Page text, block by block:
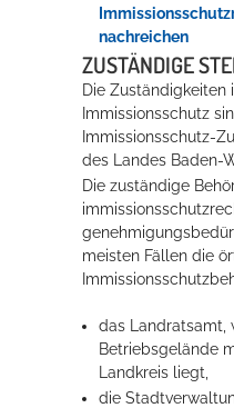
nachreichen
ZUSTÄNDIGE
Die Zuständigkeiten
Immissionsschutz
Immissionsschutz-
des Landes Baden-
Die zuständige
meisten Fällen die
das Landratsamt,
Betriebsgelände
Landkreis liegt,
die